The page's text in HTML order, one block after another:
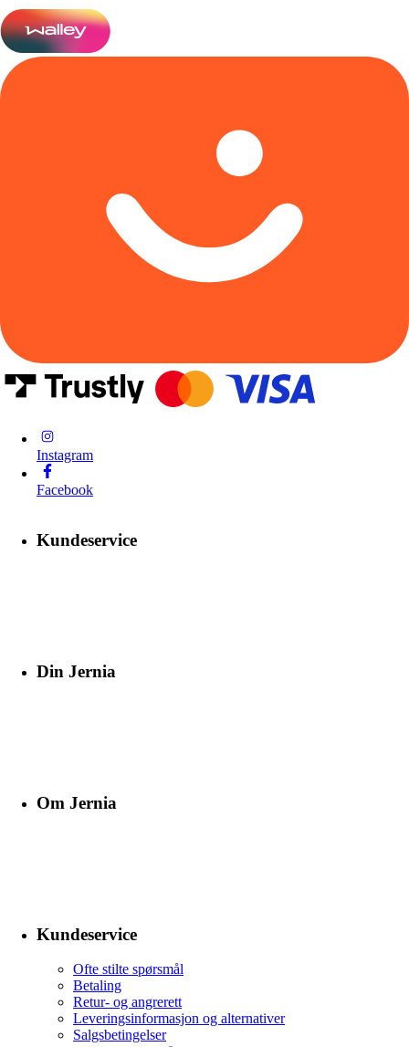
Instagram
Facebook
Kundeservice
Din Jernia
Om Jernia
Kundeservice
Ofte stilte spørsmål
Betaling
Retur- og angrerett
Leveringsinformasjon og alternativer
Salgsbetingelser